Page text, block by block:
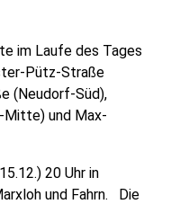
im Laufe des Tages
Pütz-Straße
(Neudorf-Süd),
Mitte) und Max-
20 Uhr in
und Fahrn. Die